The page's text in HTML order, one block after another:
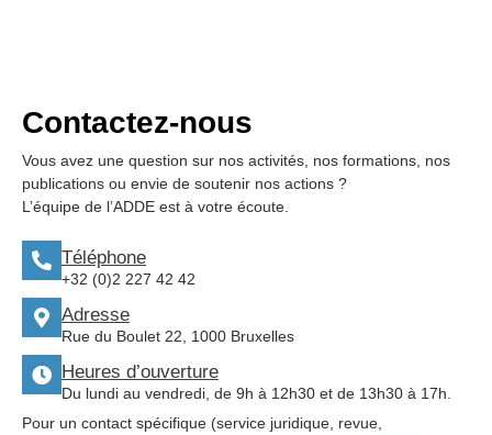
Contactez-nous
Vous avez une question sur nos activités, nos formations, nos
publications ou envie de soutenir nos actions ?
L’équipe de l’ADDE est à votre écoute.
Téléphone
+32 (0)2 227 42 42
Adresse
Rue du Boulet 22, 1000 Bruxelles
Heures d’ouverture
Du lundi au vendredi, de 9h à 12h30 et de 13h30 à 17h.
Pour un contact spécifique (service juridique, revue,